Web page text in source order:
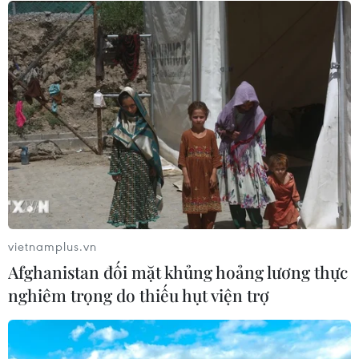
05/08/2026 22:59
Thái Lan: Lạm phát hạ nhiệt nhưng
tiếp tục chịu sức ép từ giá năng
lượng
05/08/2026 22:59
Mỹ hoàn trả khoảng 100 tỷ USD thuế
quan sau phán quyết của Tòa án Tối
Nhật Bản: Nội các thông qua chính
sách giảm thuế tiêu thụ thực phẩm
xuống 1%
vietnamplus.vn
Afghanistan đối mặt khủng hoảng lương thực
nghiêm trọng do thiếu hụt viện trợ